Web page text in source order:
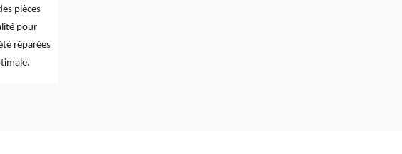
pièces
pour
réparées